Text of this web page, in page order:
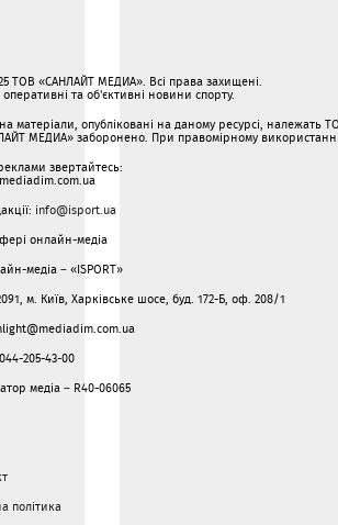
ТОВ «САНЛАЙТ МЕДИА». Всі права захищені.
та об'єктивні новини спорту.
матеріали, опубліковані на даному ресурсі,
МЕДИА» заборонено. При правомірному
звертайтесь:
info@isport.ua
онлайн-медіа
медіа – «ISPORT»
м. Київ, Харківське шосе, буд. 172-Б, оф. 208/1
205-43-00
медіа – R40-06065
політика